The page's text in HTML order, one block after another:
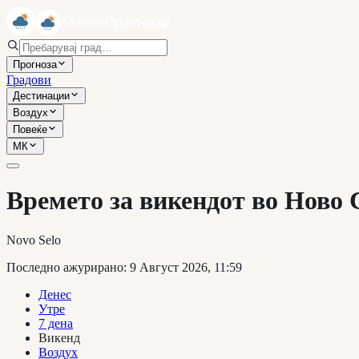
Прогноза
Градови
Дестинации
Воздух
Повеќе
МК
Времето за викендот во Ново
Novo Selo
Последно ажурирано: 9 Август 2026, 11:59
Денес
Утре
7 дена
Викенд
Воздух